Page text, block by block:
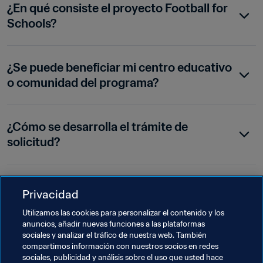
¿En qué consiste el proyecto Football for
Schools?
¿Se puede beneficiar mi centro educativo
o comunidad del programa?
¿Cómo se desarrolla el trámite de
solicitud?
programa?
¿Cómo puedo participar?
Privacidad
Utilizamos las cookies para personalizar el contenido y los
anuncios, añadir nuevas funciones a las plataformas
sociales y analizar el tráfico de nuestra web. También
compartimos información con nuestros socios en redes
sociales, publicidad y análisis sobre el uso que usted hace